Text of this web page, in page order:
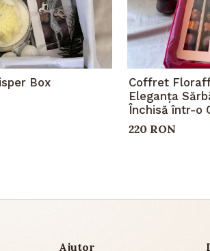
Box
Coffret
Eleganța
Închisă într-o
220 RON
Ajutor